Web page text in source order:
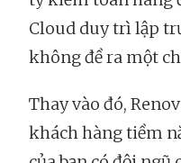
Cloud duy trì lập
không đề ra một
Thay vào đó,
khách hàng tiềm